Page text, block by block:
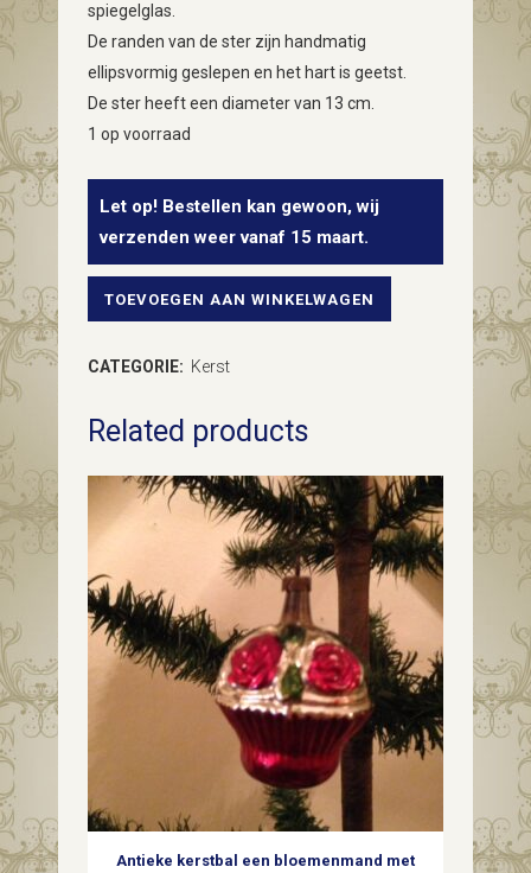
spiegelglas.
De randen van de ster zijn handmatig
ellipsvormig geslepen en het hart is geetst.
De ster heeft een diameter van 13 cm.
1 op voorraad
Let op! Bestellen kan gewoon, wij
verzenden weer vanaf 15 maart.
Oude
spiegelglas
voor
kerstboom
TOEVOEGEN AAN WINKELWAGEN
CATEGORIE: Kerst
Related products
Antieke kerstbal een bloemenmand met